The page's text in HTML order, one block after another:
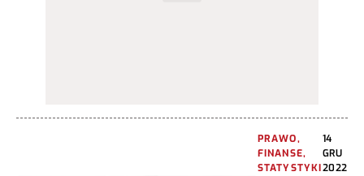
PRAWO,
FINANSE,
STATYSTYKI
14
GRU
2022